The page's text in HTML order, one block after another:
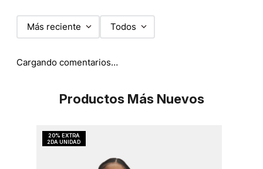
Más reciente Todos
Cargando comentarios…
Productos Más Nuevos